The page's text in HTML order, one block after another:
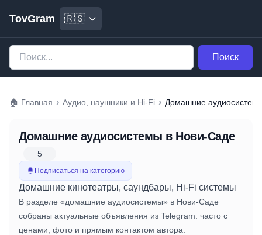
TovGram 🇷🇸
Поиск
🏠 Главная › Аудио, наушники и Hi-Fi › Домашние
Домашние аудиосистемы в Нови-Саде
5
Подписаться на категорию
Домашние кинотеатры, саундбары, Hi-Fi системы
В разделе «домашние аудиосистемы» в Нови-Саде
собраны актуальные объявления из Telegram: часто с
ценами, фото и прямым контактом автора.